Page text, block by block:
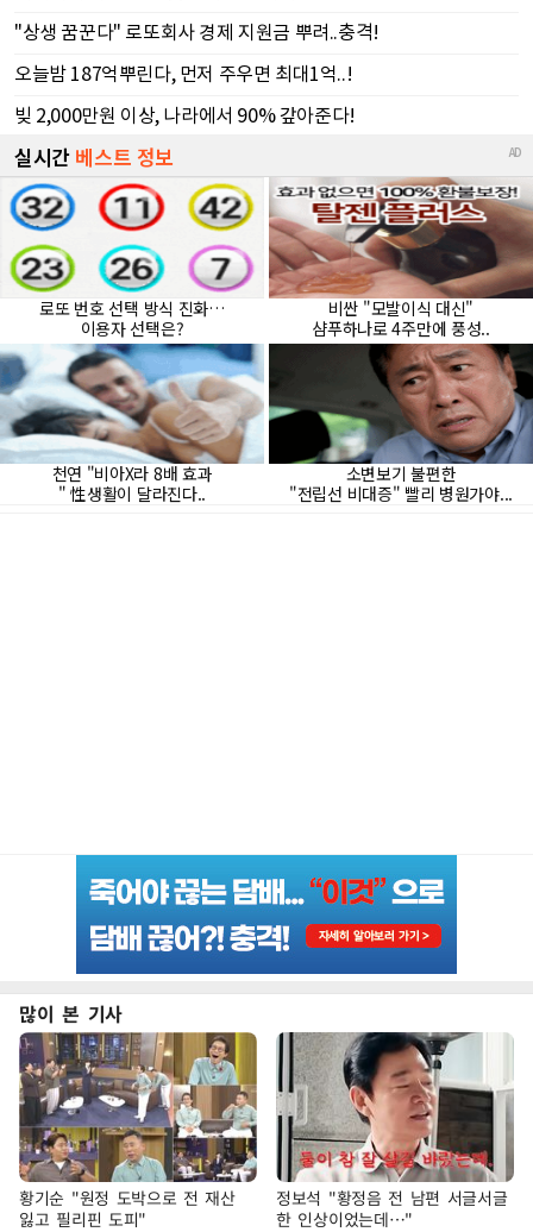
많이 본 기사
황기순 "원정 도박으로 전 재산
잃고 필리핀 도피"
정보석 "황정음 전 남편 서글서글
한 인상이었는데…"